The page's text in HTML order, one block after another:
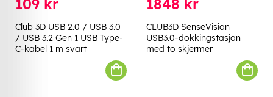
109 kr
Club 3D USB 2.0 / USB 3.0
/ USB 3.2 Gen 1 USB Type-
C-kabel 1 m svart
1848 kr
CLUB3D SenseVision
USB3.0-dokkingstasjon
med to skjermer